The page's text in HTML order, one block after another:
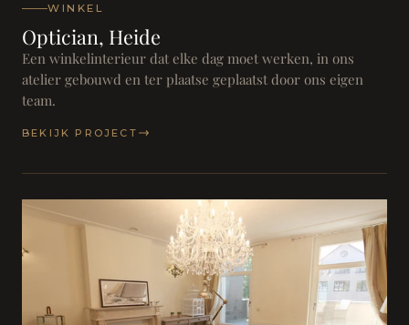
WINKEL
Optician, Heide
Een winkelinterieur dat elke dag moet werken, in ons
atelier gebouwd en ter plaatse geplaatst door ons eigen
team.
BEKIJK PROJECT